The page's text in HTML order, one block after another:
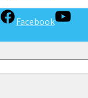
Facebook